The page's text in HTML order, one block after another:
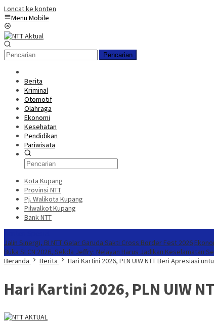
Loncat ke konten
Menu Mobile
Pencarian
Berita
Kriminal
Otomotif
Olahraga
Ekonomi
Kesehatan
Pendidikan
Pariwisata
Kota Kupang
Provinsi NTT
Pj. Walikota Kupang
Pilwalkot Kupang
Bank NTT
Jalin Sinergi, BI NTT Gelar Garuda Sakti Cross Border Fest 2026
Buka SLCN 2026, Sekda Jeffry: Nelayan Harus Jadikan Keselamatan
Beranda
Berita Hari Kartini 2026, PLN UIW NTT Beri Apresiasi
Hari Kartini 2026, PLN UIW